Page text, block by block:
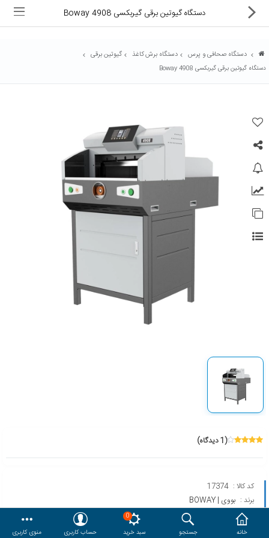
کارتریج و تونر
تجهیزات فروشگاهی و بانکی
دستگاه صحافی و پرس
هدایا و ست مدیریتی
مقایسه
دسترسی کاربری
خانه جستجو
0
سبد خرید
حساب کاربری منوی کاربری
دستگاه گیوتین برقی گیربکسی Boway 4908
دستگاه صحافی و پرس دستگاه برش کاغذ گیوتین برقی
دستگاه گیوتین برقی گیربکسی Boway 4908
(1 دیدگاه)
کد کالا : 17374
برند : بووی | BOWAY
مدل :